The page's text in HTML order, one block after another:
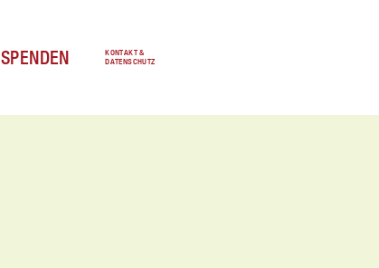
SPENDEN
KONTAKT &
DATENSCHUTZ